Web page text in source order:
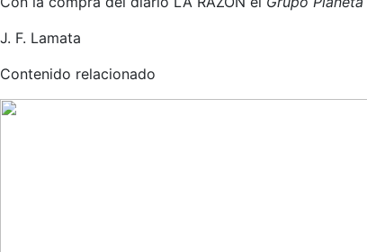
J. F. Lamata
Contenido relacionado